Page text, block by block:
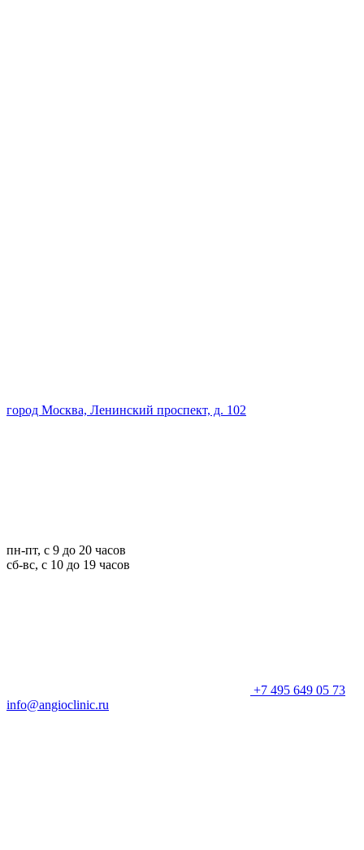
город Москва, Ленинский проспект, д. 102
пн-пт, с 9 до 20 часов
сб-вс, с 10 до 19 часов
+7 495 649 05 73
info@angioclinic.ru